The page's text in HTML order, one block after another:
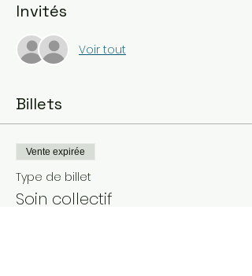
Invités
Voir tout
Billets
Vente expirée
Type de billet
Soin collectif